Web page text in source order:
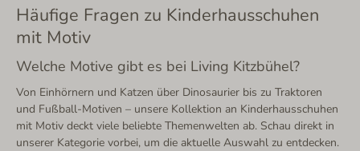
Häufige Fragen zu Kinderhausschuhen
mit Motiv
Welche Motive gibt es bei Living Kitzbühel?
Von Einhörnern und Katzen über Dinosaurier bis zu Traktoren
und Fußball-Motiven – unsere Kollektion an Kinderhausschuhen
mit Motiv deckt viele beliebte Themenwelten ab. Schau direkt in
unserer Kategorie vorbei, um die aktuelle Auswahl zu entdecken.